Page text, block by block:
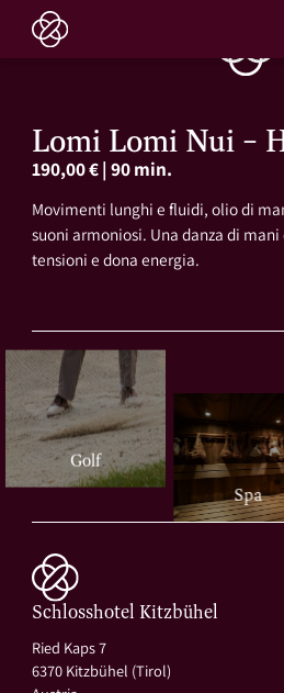
IT
Lomi Lomi Nui –
190,00 €| 90 min.
Movimenti lunghi e fluidi, olio di
suoni armoniosi. Una danza di
tensioni e dona energia.
Golf
Spa
Schlosshotel Kitzbühel
Ried Kaps 7
6370 Kitzbühel (Tirol)